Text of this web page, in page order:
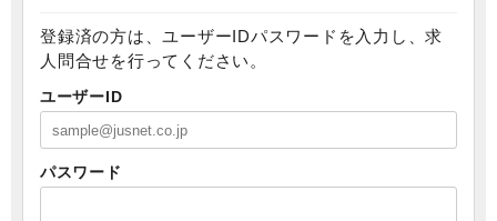
登録済の方は、ユーザーIDパスワードを入力し、求
人問合せを行ってください。
ユーザーID
パスワード